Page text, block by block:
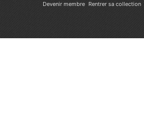
Devenir membre Rentrer sa collection